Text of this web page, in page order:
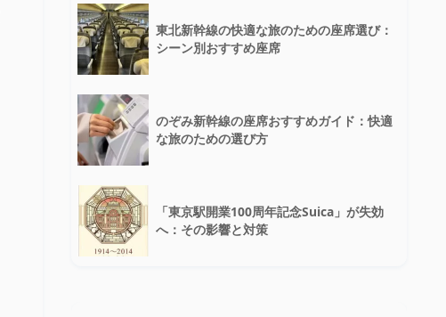
東北新幹線の快適な旅のための座席選び：
シーン別おすすめ座席
のぞみ新幹線の座席おすすめガイド：快適
な旅のための選び方
「東京駅開業100周年記念Suica」が失効
へ：その影響と対策